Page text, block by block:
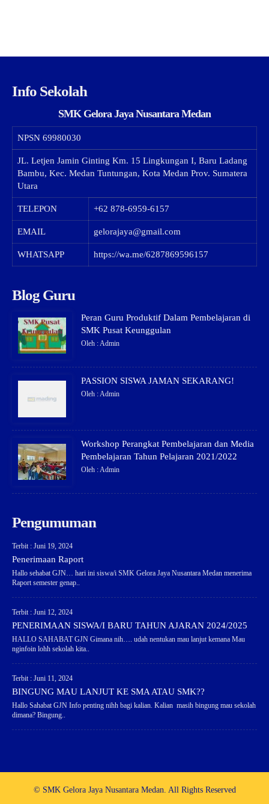
Info Sekolah
SMK Gelora Jaya Nusantara Medan
NPSN 69980030
JL. Letjen Jamin Ginting Km. 15 Lingkungan I, Baru Ladang
Bambu, Kec. Medan Tuntungan, Kota Medan Prov. Sumatera
Utara
TELEPON +62 878-6959-6157
EMAIL gelorajaya@gmail.com
WHATSAPP https://wa.me/6287869596157
Blog Guru
Peran Guru Produktif Dalam Pembelajaran di
SMK Pusat Keunggulan
Oleh : Admin
PASSION SISWA JAMAN SEKARANG!
Oleh : Admin
Workshop Perangkat Pembelajaran dan Media
Pembelajaran Tahun Pelajaran 2021/2022
Oleh : Admin
Pengumuman
Terbit : Juni 19, 2024
Penerimaan Raport
Hallo sehabat GJN… hari ini siswa/i SMK Gelora Jaya Nusantara Medan menerima
Raport semester genap..
Terbit : Juni 12, 2024
PENERIMAAN SISWA/I BARU TAHUN AJARAN 2024/2025
HALLO SAHABAT GJN Gimana nih…. udah nentukan mau lanjut kemana Mau
nginfoin lohh sekolah kita..
Terbit : Juni 11, 2024
BINGUNG MAU LANJUT KE SMA ATAU SMK??
Hallo Sahabat GJN Info penting nihh bagi kalian. Kalian masih bingung mau sekolah
dimana? Bingung..
© SMK Gelora Jaya Nusantara Medan. All Rights Reserved